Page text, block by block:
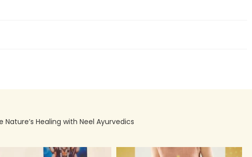
Nature’s Healing with Neel Ayurvedics